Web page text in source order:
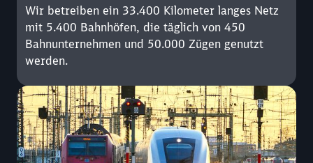
Wir betreiben ein 33.400 Kilometer langes Netz
mit 5.400 Bahnhöfen, die täglich von 450
Bahnunternehmen und 50.000 Zügen genutzt
werden.